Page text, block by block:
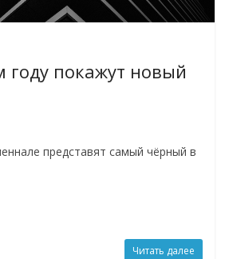
покажут новый
представят самый чёрный в
Читать далее